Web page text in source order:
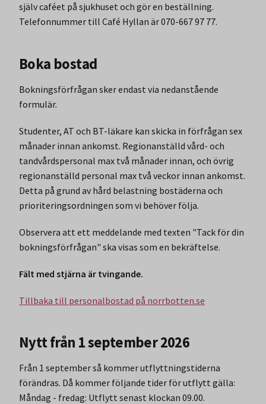
själv caféet på sjukhuset och gör en beställning.
Telefonnummer till Café Hyllan är 070-667 97 77.
Boka bostad
Bokningsförfrågan sker endast via nedanstående
formulär.
Studenter, AT och BT-läkare kan skicka in förfrågan sex
månader innan ankomst. Regionanställd vård- och
tandvårdspersonal max två månader innan, och övrig
regionanställd personal max två veckor innan ankomst.
Detta på grund av hård belastning bostäderna och
prioriteringsordningen som vi behöver följa.
Observera att ett meddelande med texten "Tack för din
bokningsförfrågan" ska visas som en bekräftelse.
Fält med stjärna är tvingande.
Tillbaka till personalbostad på norrbotten.se
Nytt från 1 september 2026
Från 1 september så kommer utflyttningstiderna
förändras. Då kommer följande tider för utflytt gälla:
Måndag - fredag: Utflytt senast klockan 09.00.